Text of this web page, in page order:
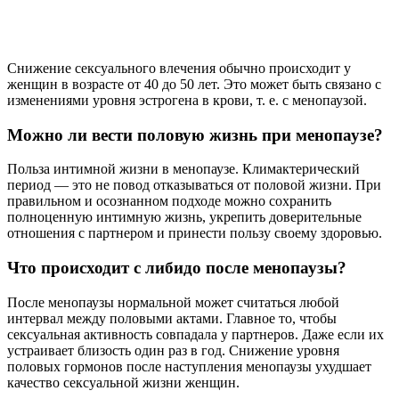
Снижение сексуального влечения обычно происходит у
женщин в возрасте от 40 до 50 лет. Это может быть связано с
изменениями уровня эстрогена в крови, т. е. с менопаузой.
Можно ли вести половую жизнь при менопаузе?
Польза интимной жизни в менопаузе. Климактерический
период — это не повод отказываться от половой жизни. При
правильном и осознанном подходе можно сохранить
полноценную интимную жизнь, укрепить доверительные
отношения с партнером и принести пользу своему здоровью.
Что происходит с либидо после менопаузы?
После менопаузы нормальной может считаться любой
интервал между половыми актами. Главное то, чтобы
сексуальная активность совпадала у партнеров. Даже если их
устраивает близость один раз в год. Снижение уровня
половых гормонов после наступления менопаузы ухудшает
качество сексуальной жизни женщин.